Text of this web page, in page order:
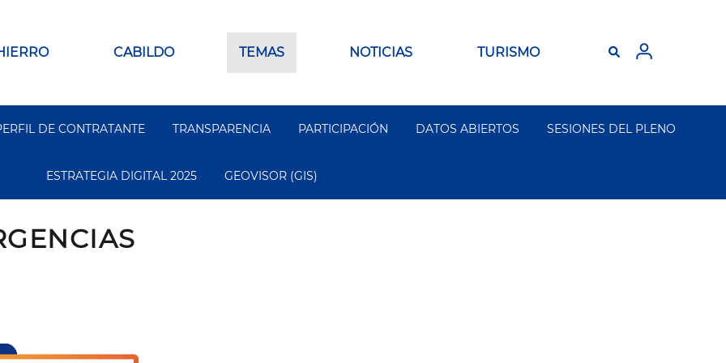
CABILDO TEMAS NOTICIAS TURISMO
DE CONTRATANTE TRANSPARENCIA PARTICIPACIÓN DATOS ABIERTOS SESIONES DEL PLENO
ESTRATEGIA DIGITAL 2025 GEOVISOR (GIS)